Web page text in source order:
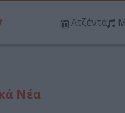
Ατζέντα
Νέα